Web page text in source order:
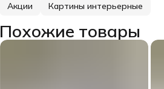
Акции Картины интерьерные
Похожие товары